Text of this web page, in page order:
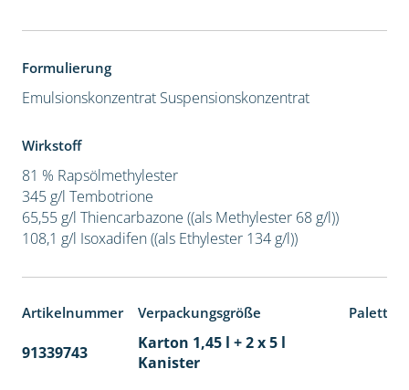
Formulierung
Emulsionskonzentrat Suspensionskonzentrat
Wirkstoff
81 % Rapsölmethylester
345 g/l Tembotrione
65,55 g/l Thiencarbazone ((als Methylester 68 g/l))
108,1 g/l Isoxadifen ((als Ethylester 134 g/l))
Artikelnummer Verpackungsgröße
91339743
Karton 1,45 l + 2 x 5 l
Kanister